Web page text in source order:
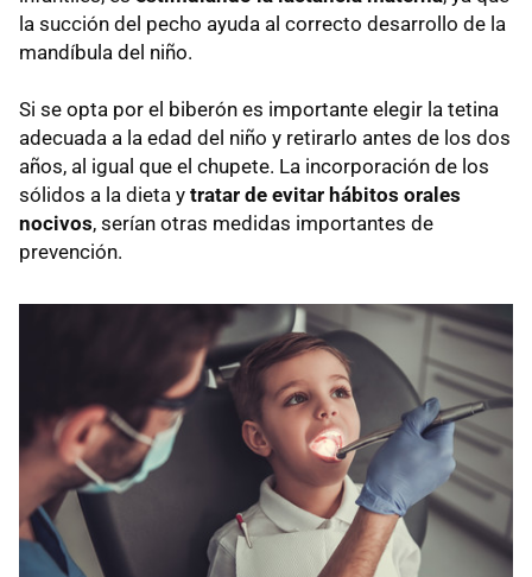
la succión del pecho ayuda al correcto desarrollo de la
mandíbula del niño.
Si se opta por el biberón es importante elegir la tetina
adecuada a la edad del niño y retirarlo antes de los dos
años, al igual que el chupete. La incorporación de los
sólidos a la dieta y tratar de evitar hábitos orales
nocivos, serían otras medidas importantes de
prevención.